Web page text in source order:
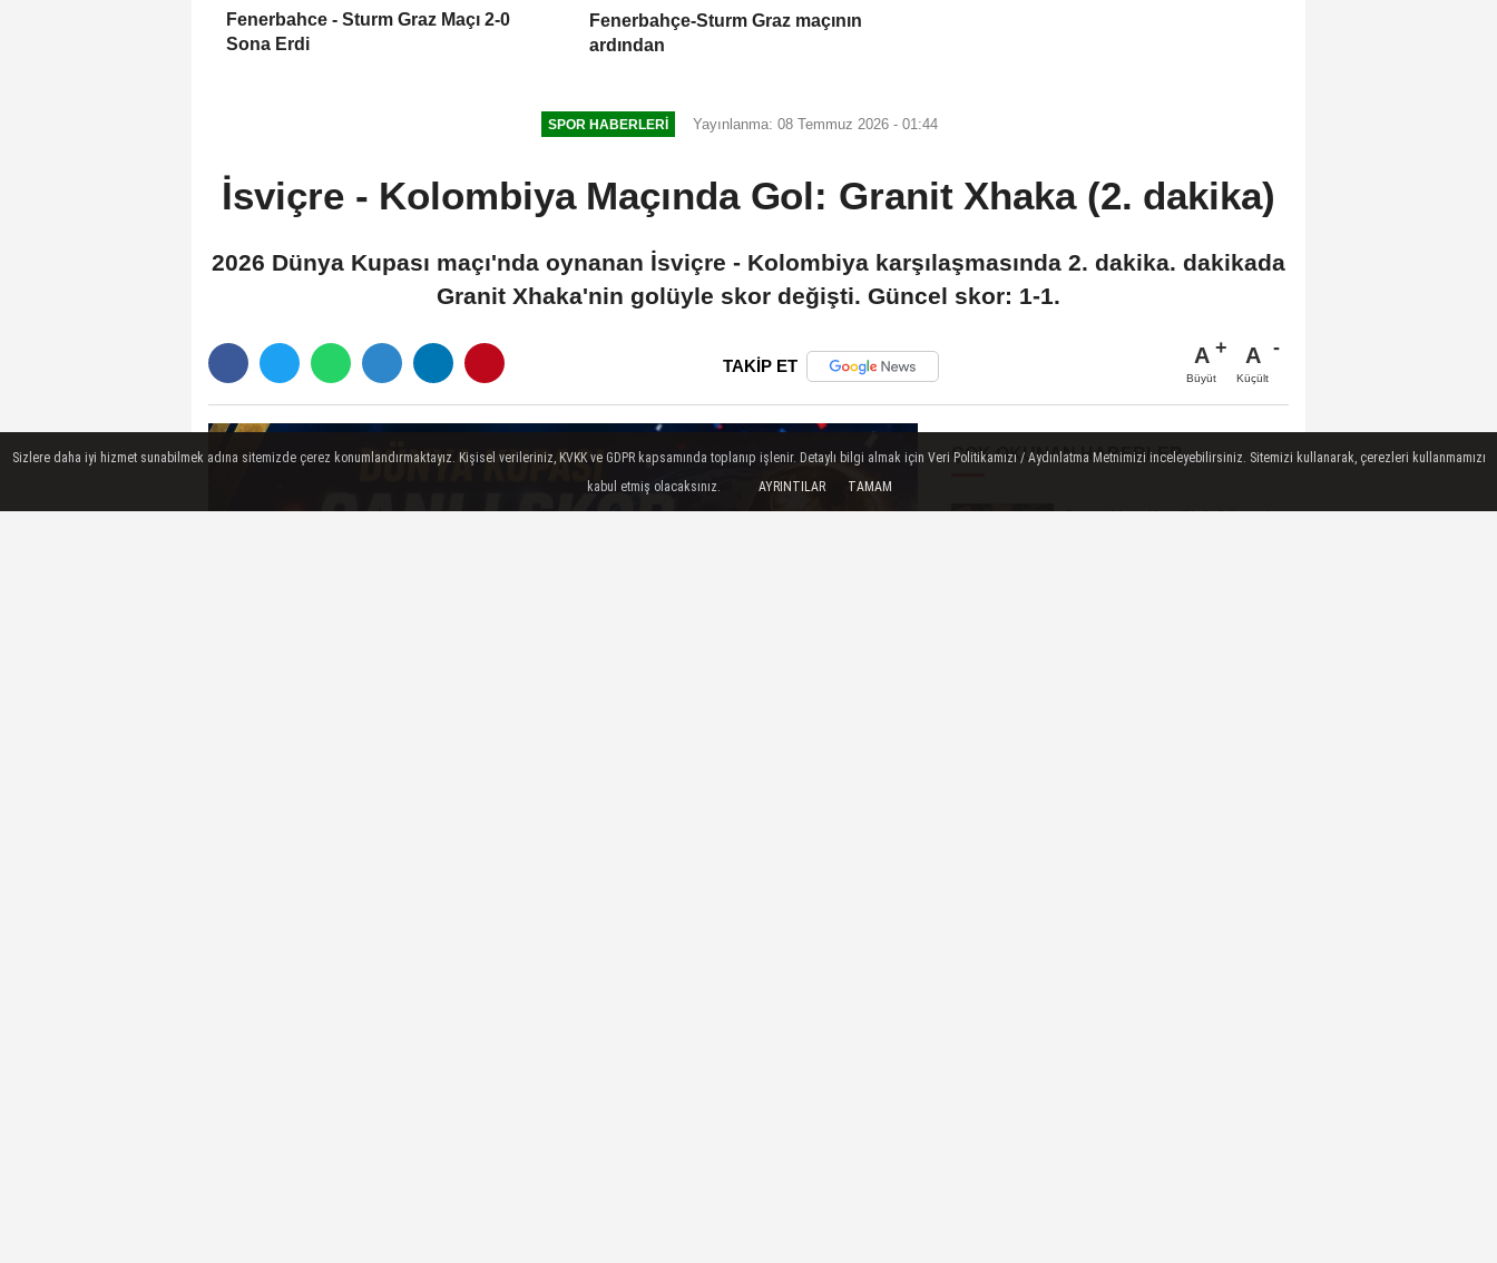
Fenerbahce - Sturm Graz Maçı 2-0
Sona Erdi
Fenerbahçe-Sturm Graz maçının
ardından
SPOR HABERLERI Yayınlanma: 08 Temmuz 2026 - 01:44
İsviçre - Kolombiya Maçında Gol: Granit Xhaka (2. dakika)
2026 Dünya Kupası maçı'nda oynanan İsviçre - Kolombiya karşılaşmasında 2. dakika. dakikada
Granit Xhaka'nin golüyle skor değişti. Güncel skor: 1-1.
TAKİP ET A
Büyüt
A
Küçült
ÇOK OKUNAN HABERLER
Gram Altın Kaç TL? Güncel
Sizlere daha iyi hizmet sunabilmek adına sitemizde çerez konumlandırmaktayız. Kişisel verileriniz, KVKK ve GDPR kapsamında toplanıp işlenir. Detaylı bilgi almak için Veri Politikamızı / Aydınlatma Metnimizi inceleyebilirsiniz. Sitemizi kullanarak, çerezleri kullanmamızı
kabul etmiş olacaksınız.
AYRINTILAR TAMAM